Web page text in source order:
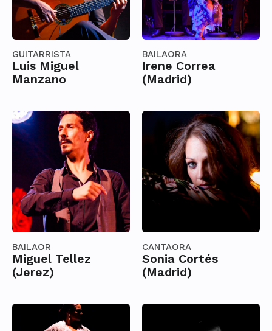
GUITARRISTA
Luis Miguel
Manzano
BAILAORA
Irene Correa
(Madrid)
BAILAOR
Miguel Tellez
(Jerez)
CANTAORA
Sonia Cortés
(Madrid)